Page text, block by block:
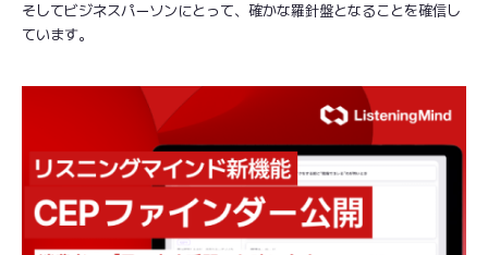
そしてビジネスパーソンにとって、確かな羅針盤となることを確信し
ています。